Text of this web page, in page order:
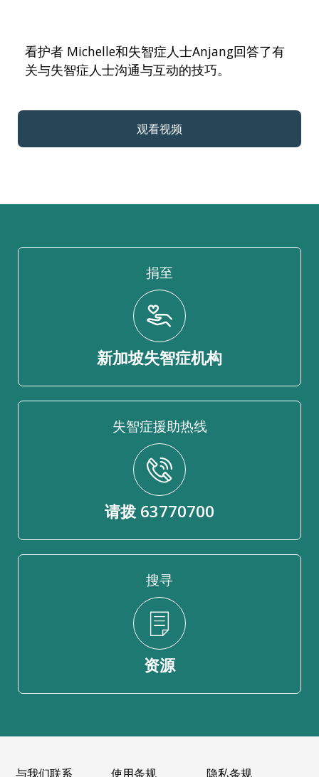
看护者 Michelle和失智症人士Anjang回答了有
关与失智症人士沟通与互动的技巧。
观看视频
捐至
新加坡失智症机构
失智症援助热线
请拨 63770700
搜寻
资源
与我们联系 使用条规 隐私条规